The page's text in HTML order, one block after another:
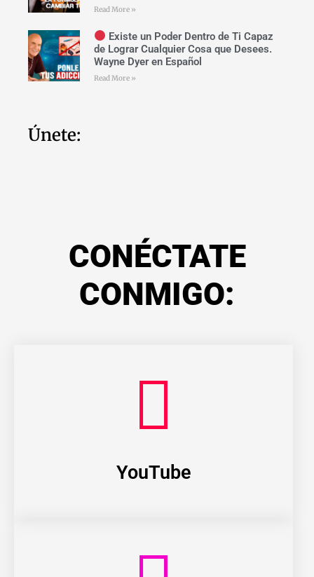
Read More »
Existe un Poder Dentro de Ti Capaz
de Lograr Cualquier Cosa que Desees.
Wayne Dyer en Español
Read More »
Únete:
CONÉCTATE
CONMIGO:
YouTube